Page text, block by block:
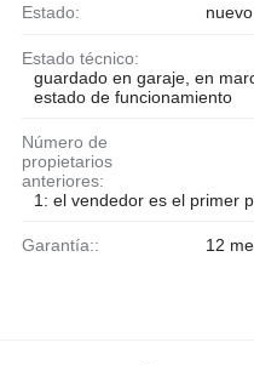
Estado: nuevo
Estado técnico:
guardado en garaje, en
estado de funcionamiento
Número de
propietarios
anteriores:
1: el vendedor es el primer
Garantía:: 12